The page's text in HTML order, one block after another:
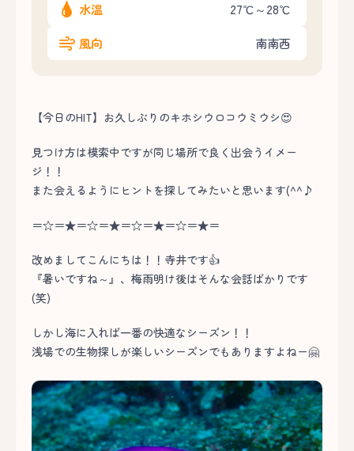
水温 27℃～28℃
風向 南南西
【今日のHIT】お久しぶりのキホシウロコウミウシ😍
見つけ方は模索中ですが同じ場所で良く出会うイメー
ジ！！
また会えるようにヒントを探してみたいと思います(^^♪
＝☆＝★＝☆＝★＝☆＝★＝☆＝★＝
改めましてこんにちは！！寺井です👍
『暑いですね～』、梅雨明け後はそんな会話ばかりです
(笑)
しかし海に入れば一番の快適なシーズン！！
浅場での生物探しが楽しいシーズンでもありますよねー🤗